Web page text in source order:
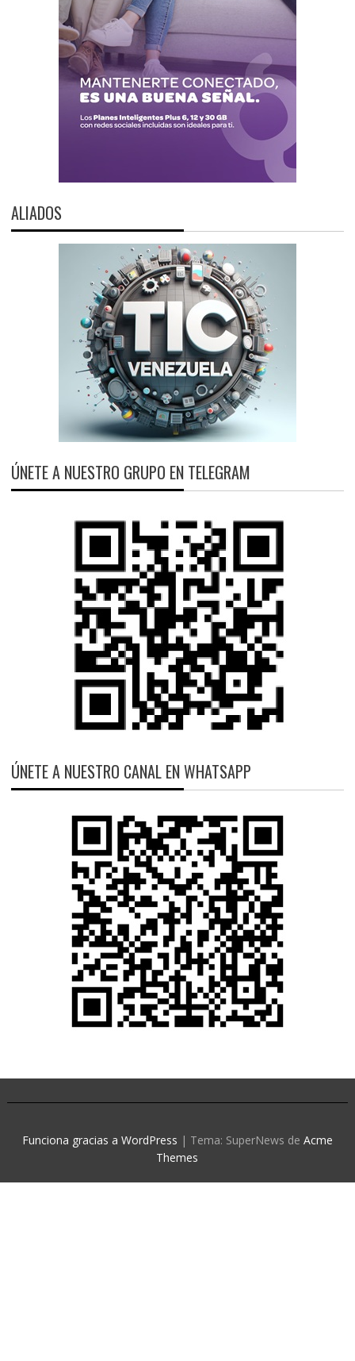
ALIADOS
ÚNETE A NUESTRO GRUPO EN TELEGRAM
ÚNETE A NUESTRO CANAL EN WHATSAPP
Funciona gracias a WordPress | Tema: SuperNews de Acme
Themes